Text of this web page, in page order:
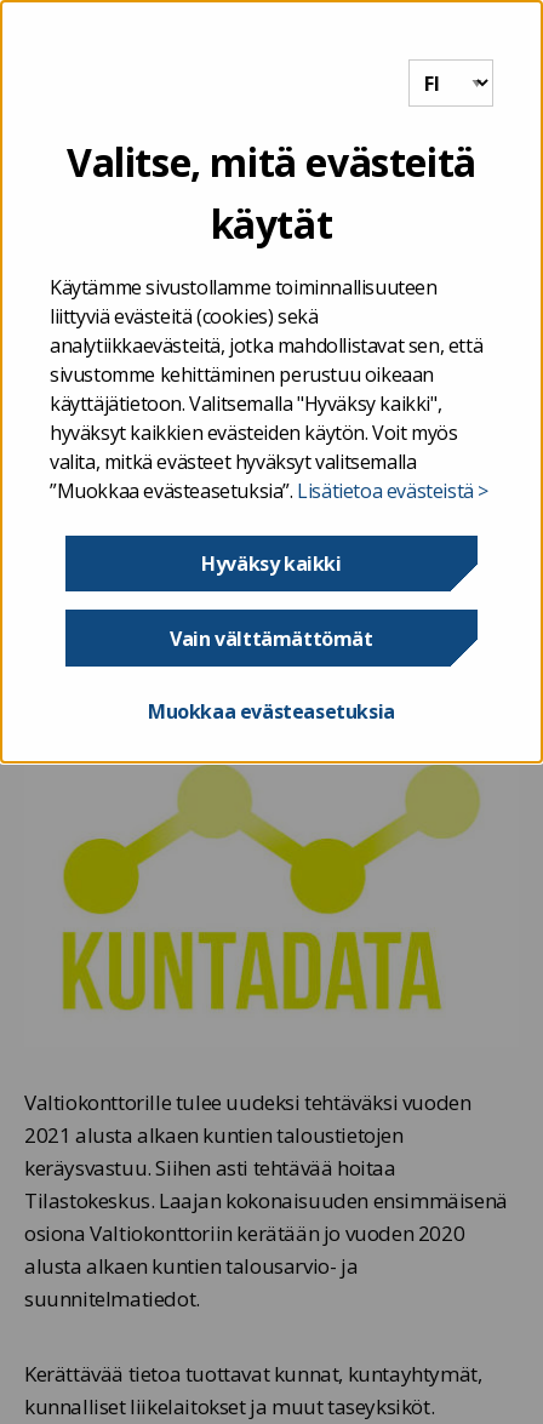
Valitse, mitä evästeitä
käytät
Käytämme sivustollamme toiminnallisuuteen
liittyviä evästeitä (cookies) sekä
analytiikkaevästeitä, jotka mahdollistavat sen, että
sivustomme kehittäminen perustuu oikeaan
käyttäjätietoon. Valitsemalla "Hyväksy kaikki",
hyväksyt kaikkien evästeiden käytön. Voit myös
valita, mitkä evästeet hyväksyt valitsemalla
”Muokkaa evästeasetuksia”. Lisätietoa evästeistä >
Hyväksy kaikki
Vain välttämättömät
Muokkaa evästeasetuksia
tuotantovaiheeseen tammikuussa 2020
Valtiokonttorin
kuntatalouden
tietopalvelu etenee
tuotantovaiheeseen
tammikuussa 2020
Valtiokonttorille tulee uudeksi tehtäväksi vuoden
2021 alusta alkaen kuntien taloustietojen
keräysvastuu. Siihen asti tehtävää hoitaa
Tilastokeskus. Laajan kokonaisuuden ensimmäisenä
osiona Valtiokonttoriin kerätään jo vuoden 2020
alusta alkaen kuntien talousarvio- ja
suunnitelmatiedot.
Kerättävää tietoa tuottavat kunnat, kuntayhtymät,
kunnalliset liikelaitokset ja muut taseyksiköt.